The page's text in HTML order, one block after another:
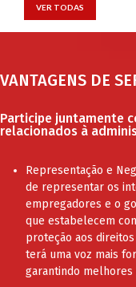
VER TODAS
VANTAGENS DE
Participe juntamente
relacionados à
Representação e
de representar os
empregadores e o
que estabelecem
proteção aos
terá uma voz mais
garantindo